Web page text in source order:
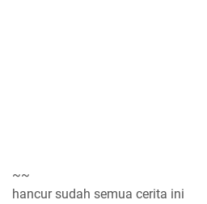
~~
hancur sudah semua cerita ini